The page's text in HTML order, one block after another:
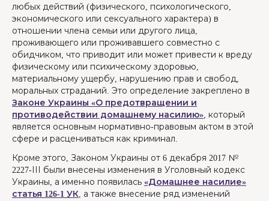
любых действий (физического, психологического,
экономического или сексуального характера) в
отношении члена семьи или другого лица,
проживающего или проживавшего совместно с
обидчиком, что приводит или может привести к вреду
физическому или психическому здоровью,
материальному ущербу, нарушению прав и свобод,
моральных страданий. Это определение закреплено в
Законе Украины «О предотвращении и
противодействии домашнему насилию», который
является основным нормативно-правовым актом в этой
сфере и расцениваться как криминал.
Кроме этого, Законом Украины от 6 декабря 2017 №
2227-ѴІІІ были внесены изменения в Уголовный кодекс
Украины, а именно появилась «Домашнее насилие»
статья 126-1 УК, а также внесение ряд изменений